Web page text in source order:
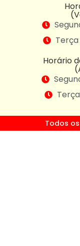
Terça
Horário
Todos